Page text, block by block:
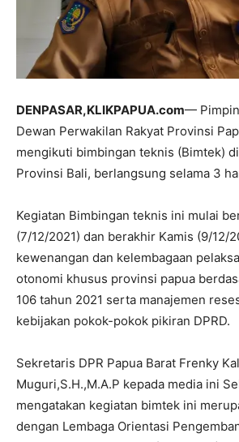
DENPASAR,KLIKPAPUA.com—
Dewan Perwakilan Rakyat Provinsi
mengikuti bimbingan teknis (Bimtek)
Provinsi Bali, berlangsung selama 3
Kegiatan Bimbingan teknis ini mulai
(7/12/2021) dan berakhir Kamis (9/12/
kewenangan dan kelembagaan
otonomi khusus provinsi papua
106 tahun 2021 serta manajemen
kebijakan pokok-pokok pikiran DPRD.
Sekretaris DPR Papua Barat Frenky
Muguri,S.H.,M.A.P kepada media ini
mengatakan kegiatan bimtek ini
dengan Lembaga Orientasi